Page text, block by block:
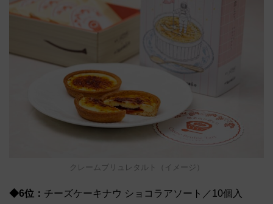
クレームブリュレタルト（イメージ）
◆6位： チーズケーキナウ ショコラアソート／10個入